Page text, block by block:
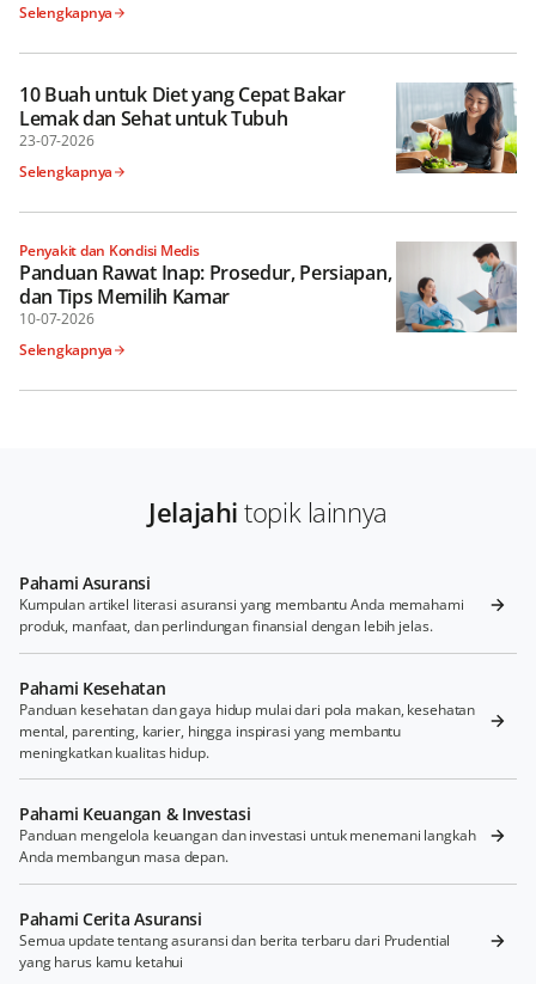
Selengkapnya
10 Buah untuk Diet yang Cepat Bakar
Lemak dan Sehat untuk Tubuh
23-07-2026
Selengkapnya
Penyakit dan Kondisi Medis
Panduan Rawat Inap: Prosedur, Persiapan,
dan Tips Memilih Kamar
10-07-2026
Selengkapnya
Jelajahitopik lainnya
Pahami Asuransi
Kumpulan artikel literasi asuransi yang membantu Anda memahami
produk, manfaat, dan perlindungan finansial dengan lebih jelas.
Pahami Kesehatan
Panduan kesehatan dan gaya hidup mulai dari pola makan, kesehatan
mental, parenting, karier, hingga inspirasi yang membantu
meningkatkan kualitas hidup.
Pahami Keuangan & Investasi
Panduan mengelola keuangan dan investasi untuk menemani langkah
Anda membangun masa depan.
Pahami Cerita Asuransi
Semua update tentang asuransi dan berita terbaru dari Prudential
yang harus kamu ketahui